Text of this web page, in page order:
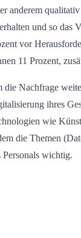
anderem
und so das
vor
11 Prozent,
die Nachfrage
ihres
wie
die Themen
Personals wichtig.